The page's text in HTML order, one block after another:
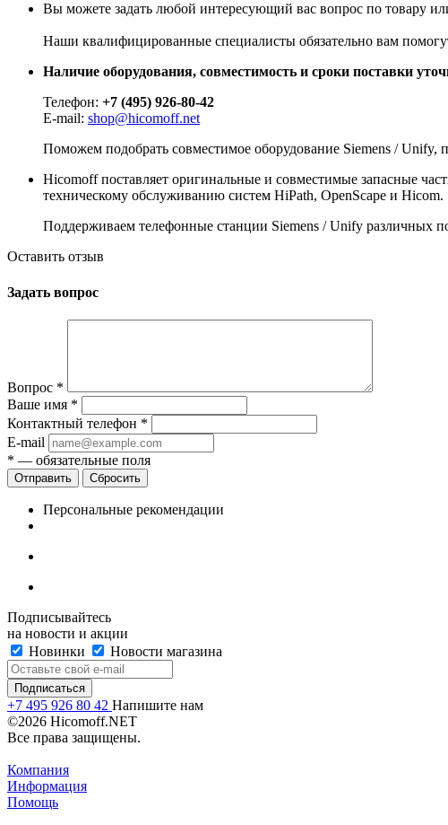
Вы можете задать любой интересующий вас вопрос по товару
Наши квалифицированные специалисты обязательно вам
Наличие оборудования, совместимость и сроки поставки
Телефон: +7 (495) 926-80-42
E-mail: shop@hicomoff.net
Поможем подобрать совместимое оборудование Siemens / Unify,
Hicomoff поставляет оригинальные и совместимые запасные
техническому обслуживанию систем HiPath, OpenScape и Hicom.
Поддерживаем телефонные станции Siemens / Unify различных
Оставить отзыв
Задать вопрос
Вопрос *
Ваше имя *
Контактный телефон *
E-mail
* — обязательные поля
Сбросить
Персональные рекомендации
Подписывайтесь
на новости и акции
Новинки
Новости магазина
+7 495 926 80 42 Напишите нам
©2026 Hicomoff.NET
Все права защищены.
Компания
Информация
Помощь